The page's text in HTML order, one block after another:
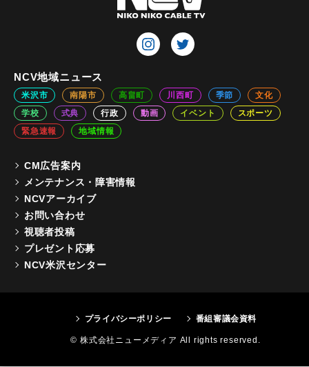
NCV地域ニュース
米沢市 南陽市 高畠町 川西町 季節
文化
学校
式典 行政 動画 イベント
スポーツ
緊急速報
地域情報
CM広告案内
メンテナンス・障害情報
NCVアーカイブ
お問い合わせ
視聴者投稿
プレゼント応募
NCV米沢センター
プライバシーポリシー 番組審議会資料
© 株式会社ニューメディア All rights reserved.